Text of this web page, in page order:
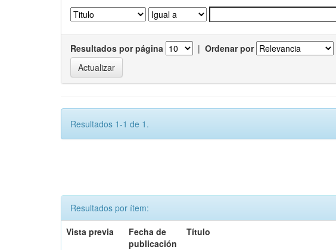
Resultados por página | Ordenar por
Resultados 1-1 de 1.
Resultados por ítem:
Vista previa
Fecha de
publicación
Título